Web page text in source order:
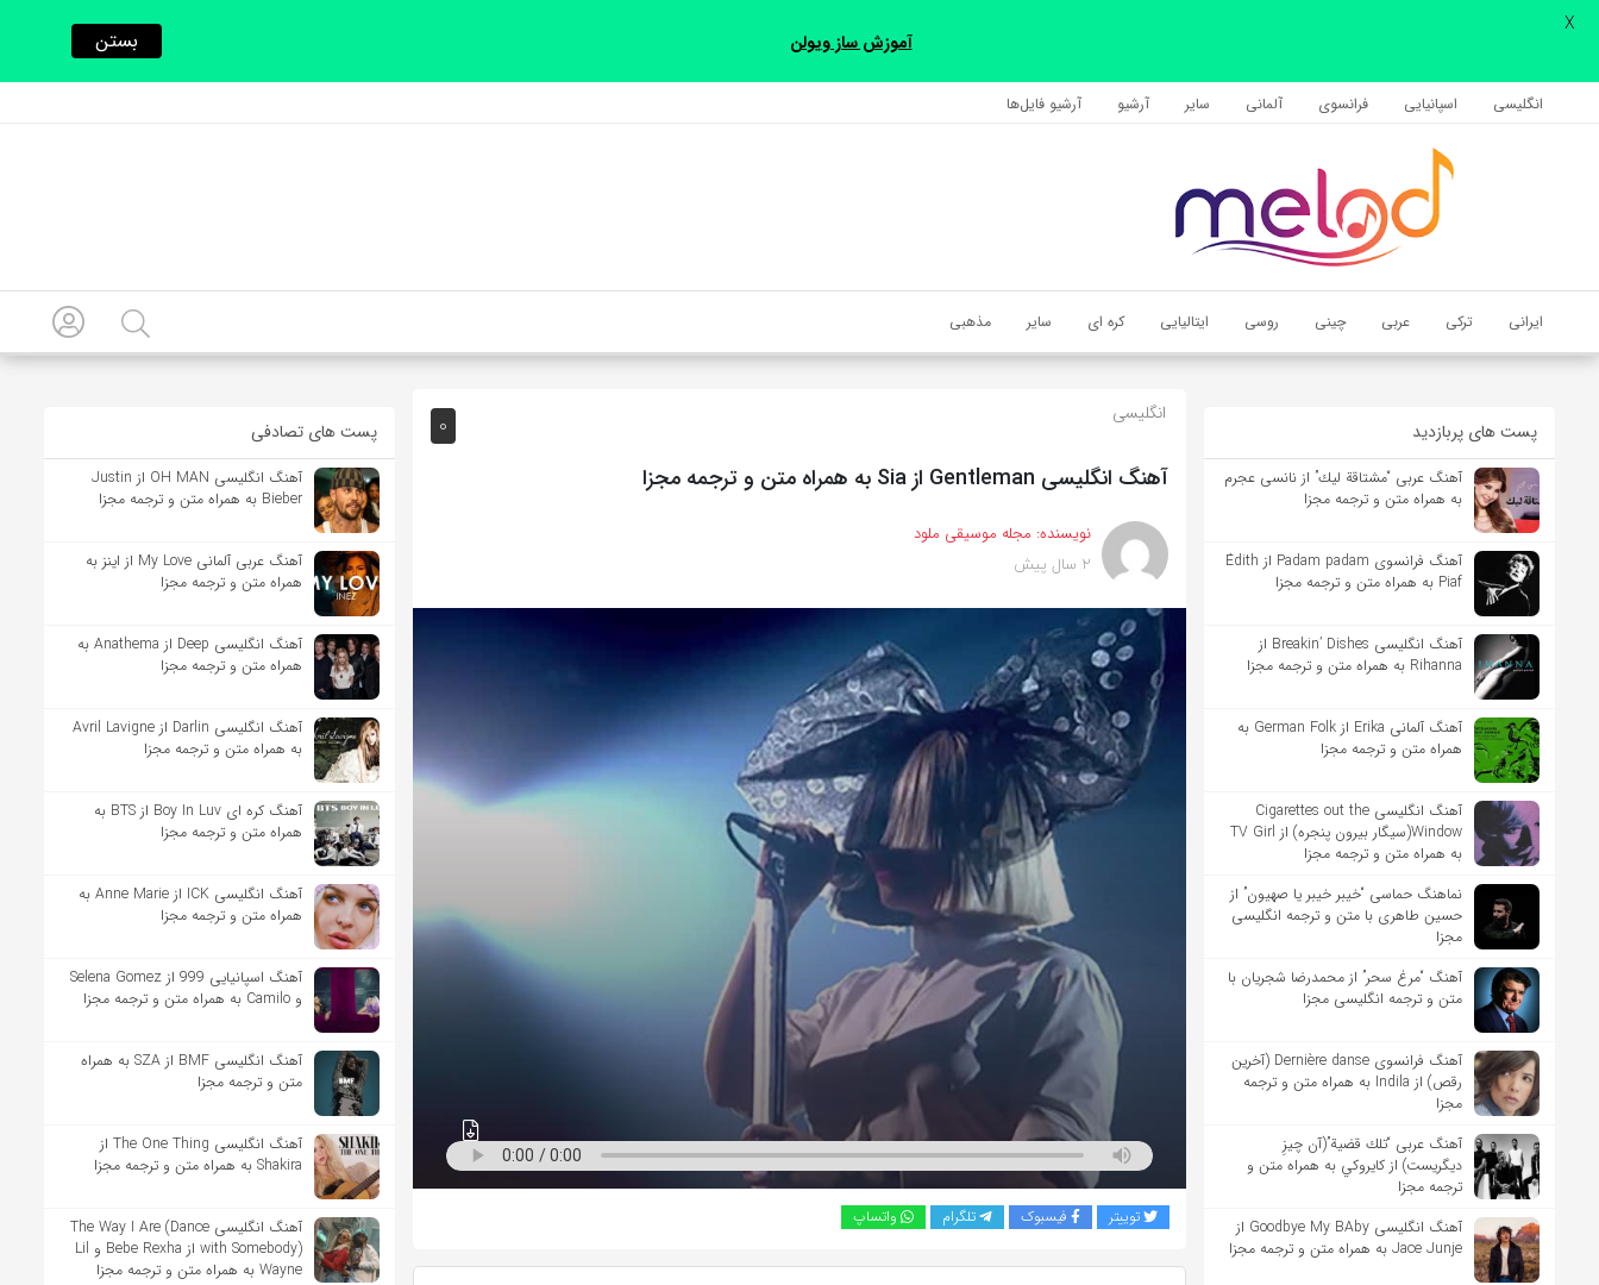
انگلیسی اسپانیایی فرانسوی آلمانی سایر آرشیو آرشیو فایل‌‎ها
ایرانی ترکی عربی چینی روسی ایتالیایی کره ای سایر مذهبی
اشتراک گذاری
با استفاده از روش‌های زیر می‌توانید این صفحه را با دوستان خود به
کپی لینک
پست های پربازدید
آهنگ عربی “مشتاقة لیك” از نانسی عجرم
به همراه متن و ترجمه مجزا
آهنگ فرانسوی Padam padam از Édith
Piaf به همراه متن و ترجمه مجزا
آهنگ انگلیسی Breakin’ Dishes از
Rihanna به همراه متن و ترجمه مجزا
آهنگ آلمانی Erika از German Folk به
همراه متن و ترجمه مجزا
آهنگ انگلیسی Cigarettes out the
Window(سیگار بیرون پنجره) از TV Girl
به همراه متن و ترجمه مجزا
نماهنگ حماسی “خیبر خیبر یا صهیون” از
حسین طاهری با متن و ترجمه انگلیسی
مجزا
آهنگ “مرغ سحر” از محمدرضا شجریان با
متن و ترجمه انگلیسی مجزا
آهنگ فرانسوی Dernière danse (آخرین
رقص) از Indila به همراه متن و ترجمه
مجزا
آهنگ عربی “تلك قضية”(آن چیزِ
دیگریست) از كايروكي به همراه متن و
ترجمه مجزا
آهنگ انگلیسی Goodbye My BAby از
Jace Junje به همراه متن و ترجمه مجزا
0 انگلیسی
آهنگ انگلیسی Gentleman از Sia به همراه متن و ترجمه مجزا
نویسنده: مجله موسیقی ملود
2 سال پیش
توییتر فیسبوک تلگرام واتساپ
پست های تصادفی
آهنگ انگلیسی OH MAN از Justin
Bieber به همراه متن و ترجمه مجزا
آهنگ عربی آلمانی My Love از اینز به
همراه متن و ترجمه مجزا
آهنگ انگلیسی Deep از Anathema به
همراه متن و ترجمه مجزا
آهنگ انگلیسی Darlin از Avril Lavigne
به همراه متن و ترجمه مجزا
آهنگ کره ای Boy In Luv از BTS به
همراه متن و ترجمه مجزا
آهنگ انگلیسی ICK از Anne Marie به
همراه متن و ترجمه مجزا
آهنگ اسپانیایی 999 از Selena Gomez
و Camilo به همراه متن و ترجمه مجزا
آهنگ انگلیسی BMF از SZA به همراه
متن و ترجمه مجزا
آهنگ انگلیسی The One Thing از
Shakira به همراه متن و ترجمه مجزا
آهنگ انگلیسی The Way I Are (Dance
with Somebody) از Bebe Rexha و Lil
Wayne به همراه متن و ترجمه مجزا
آموزش ساز ویولن بستن
X